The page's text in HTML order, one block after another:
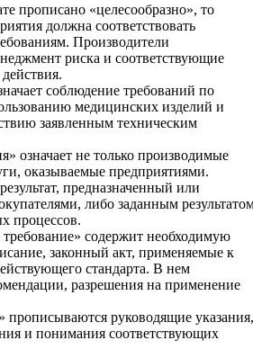
прописано «целесообразно», то
должна соответствовать
Производители
риска и соответствующие
соблюдение требований по
медицинских изделий и
заявленным техническим
означает не только производимые
оказываемые предприятиями.
предназначенный или
либо заданным
процессов.
требование» содержит необходимую
законный акт, применяемые к
стандарта. В нем
разрешения на применение
руководящие указания,
и понимания соответствующих